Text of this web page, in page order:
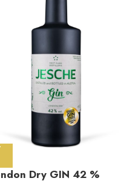
Dry GIN 42 %